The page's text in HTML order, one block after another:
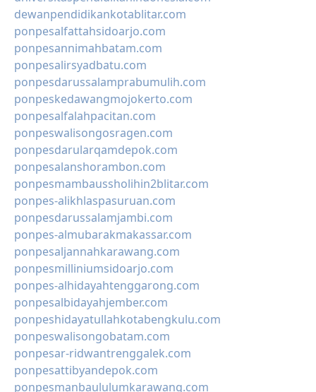
dewanpendidikankotablitar.com
ponpesalfattahsidoarjo.com
ponpesannimahbatam.com
ponpesalirsyadbatu.com
ponpesdarussalamprabumulih.com
ponpeskedawangmojokerto.com
ponpesalfalahpacitan.com
ponpeswalisongosragen.com
ponpesdarularqamdepok.com
ponpesalanshorambon.com
ponpesmambaussholihin2blitar.com
ponpes-alikhlaspasuruan.com
ponpesdarussalamjambi.com
ponpes-almubarakmakassar.com
ponpesaljannahkarawang.com
ponpesmilliniumsidoarjo.com
ponpes-alhidayahtenggarong.com
ponpesalbidayahjember.com
ponpeshidayatullahkotabengkulu.com
ponpeswalisongobatam.com
ponpesar-ridwantrenggalek.com
ponpesattibyandepok.com
ponpesmanbaululumkarawang.com